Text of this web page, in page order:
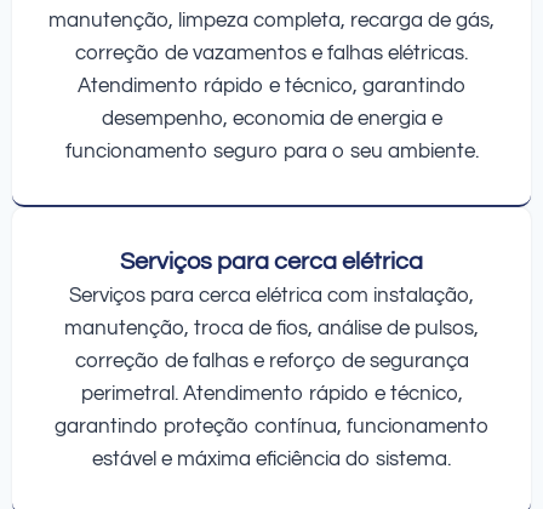
manutenção, limpeza completa, recarga de gás,
correção de vazamentos e falhas elétricas.
Atendimento rápido e técnico, garantindo
desempenho, economia de energia e
funcionamento seguro para o seu ambiente.
Serviços para cerca elétrica
Serviços para cerca elétrica com instalação,
manutenção, troca de fios, análise de pulsos,
correção de falhas e reforço de segurança
perimetral. Atendimento rápido e técnico,
garantindo proteção contínua, funcionamento
estável e máxima eficiência do sistema.